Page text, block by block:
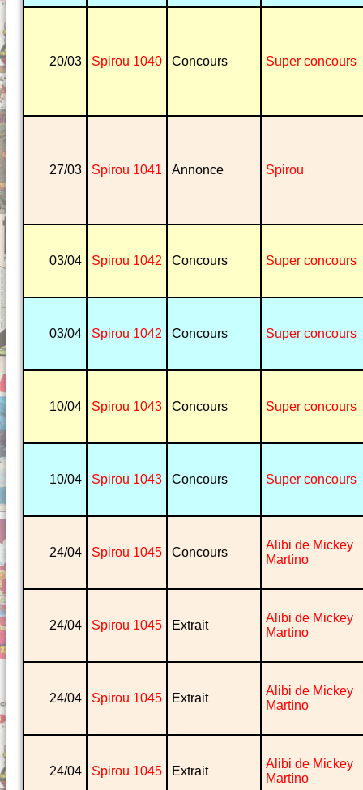
20/03 Spirou 1040 Concours Super concours
27/03 Spirou 1041 Annonce Spirou
03/04 Spirou 1042 Concours Super concours
03/04 Spirou 1042 Concours Super concours
10/04 Spirou 1043 Concours Super concours
10/04 Spirou 1043 Concours Super concours
24/04 Spirou 1045 Concours
Alibi de Mickey
Martino
24/04 Spirou 1045 Extrait
Alibi de Mickey
Martino
24/04 Spirou 1045 Extrait
Alibi de Mickey
Martino
24/04 Spirou 1045 Extrait
Alibi de Mickey
Martino